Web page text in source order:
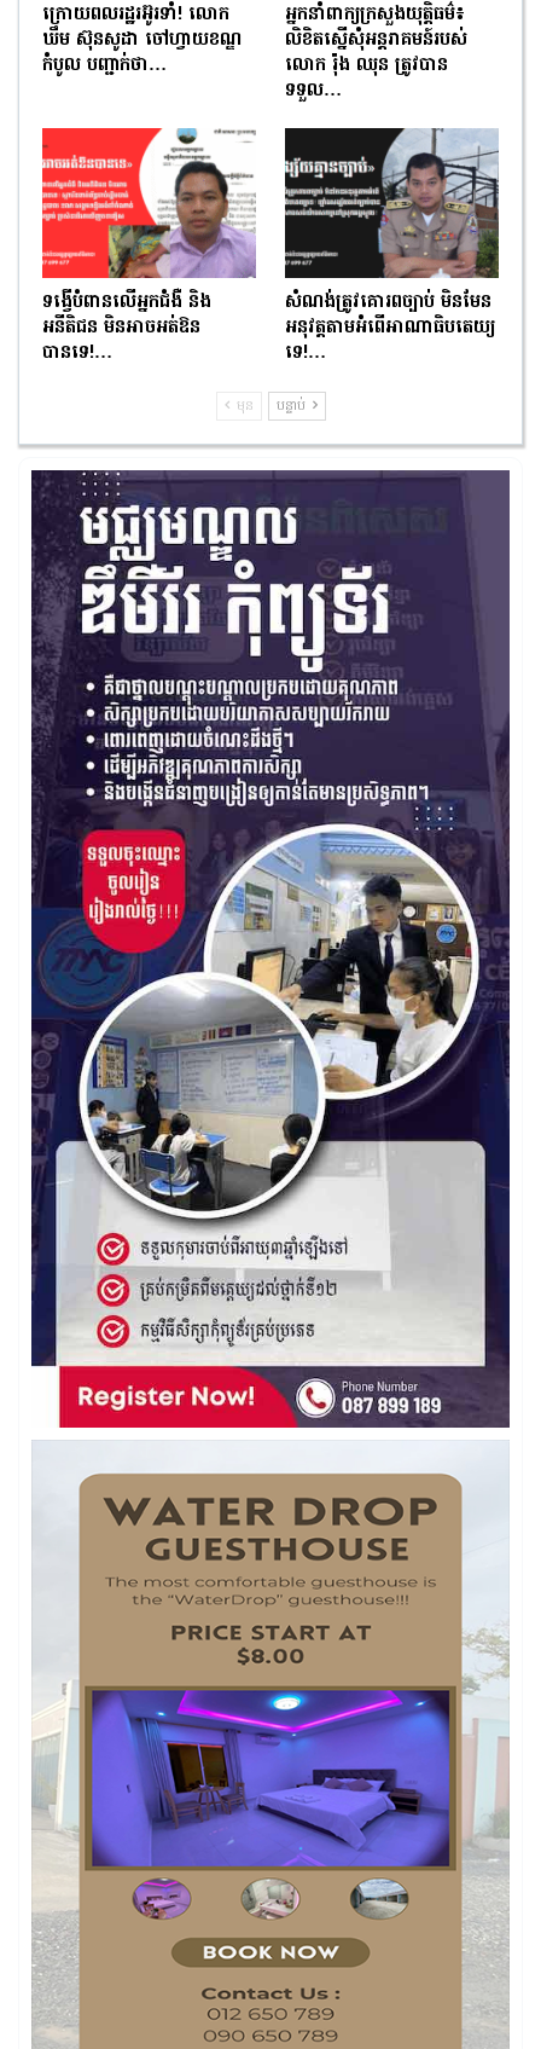
ក្រោយពលរដ្ឋរអ៊ូរទាំ! លោក
ឃឹម ស៊ុនសូដា ចៅហ្វាយខណ្ឌ
កំបូល បញ្ជាក់ថា…
អ្នកនាំពាក្យក្រសួងយុត្តិធម៌៖
លិខិតស្នើសុំអន្តរាគមន៍របស់
លោក រ៉ុង ឈុន ត្រូវបាន
ទទួល…
ទង្វើបំពានលើអ្នកជំងឺ និង
អនីតិជន មិនអាចអត់ឱន
បានទេ!…
សំណង់ត្រូវគោរពច្បាប់ មិនមែន
អនុវត្តតាមអំពើអាណាធិបតេយ្យ
ទេ!…
មុន បន្ទាប់